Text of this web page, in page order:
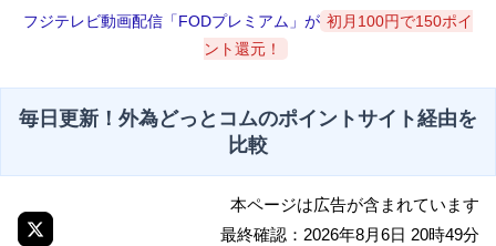
フジテレビ動画配信「FODプレミアム」が 初月100円で150ポイ
ント還元！
毎日更新！外為どっとコムのポイントサイト経由を
比較
本ページは広告が含まれています
最終確認：2026年8月6日 20時49分